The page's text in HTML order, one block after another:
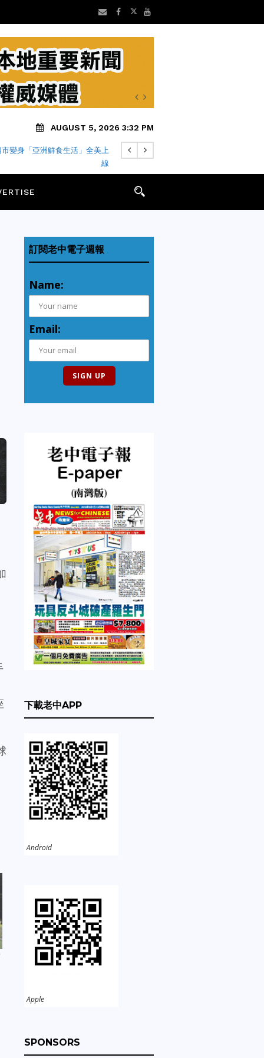
AUGUST 5, 2026 3:32 PM
市變身「亞洲鮮食生活」全美上
線
方新聞8/5 矽谷早安 新聞摘要
訂閱老中電子週報
Name:
Email:
下載老中APP
Android
Apple
SPONSORS